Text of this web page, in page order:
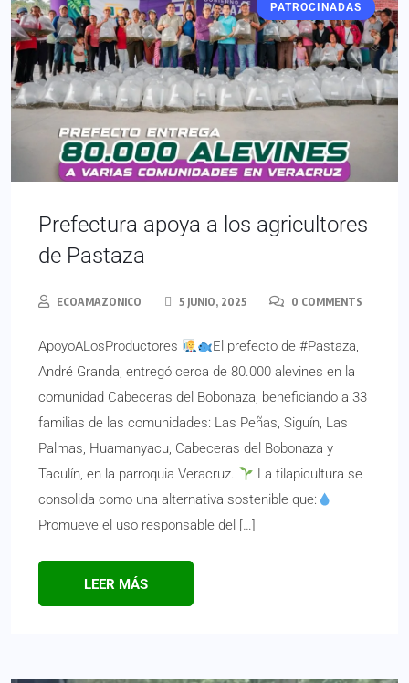
PATROCINADAS
Prefectura apoya a los agricultores
de Pastaza
ECOAMAZONICO 5 JUNIO, 2025 0 COMMENTS
ApoyoALosProductores
El prefecto de #Pastaza,
André Granda, entregó cerca de 80.000 alevines en la
comunidad Cabeceras del Bobonaza, beneficiando a 33
familias de las comunidades: Las Peñas, Siguín, Las
Palmas, Huamanyacu, Cabeceras del Bobonaza y
Taculín, en la parroquia Veracruz.
La tilapicultura se
consolida como una alternativa sostenible que:
Promueve el uso responsable del […]
LEER MÁS